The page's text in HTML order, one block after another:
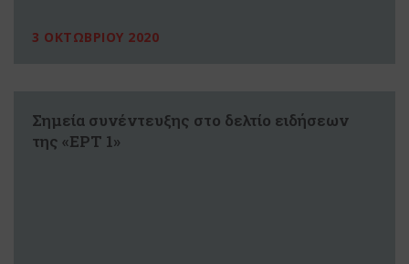
3 ΟΚΤΩΒΡΙΟΥ 2020
Σημεία συνέντευξης στο δελτίο ειδήσεων
της «ΕΡΤ 1»